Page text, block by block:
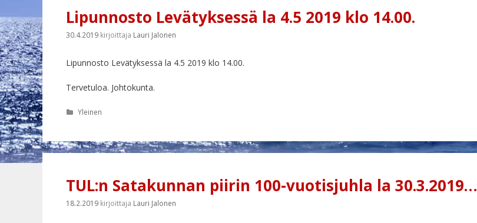
Lipunnosto Levätyksessä la 4.5 2019 klo 14.00.
30.4.2019 kirjoittaja Lauri Jalonen
Lipunnosto Levätyksessä la 4.5 2019 klo 14.00.
Tervetuloa. Johtokunta.
Kategoriat
Yleinen
TUL:n Satakunnan piirin 100-vuotisjuhla la 30.3.2019…
18.2.2019 kirjoittaja Lauri Jalonen